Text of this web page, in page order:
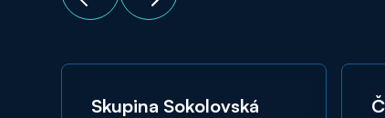
Skupina Sokolovská